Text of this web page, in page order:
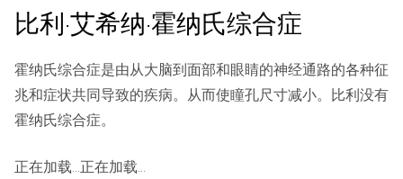
比利·艾希纳·霍纳氏综合症
霍纳氏综合症是由从大脑到面部和眼睛的神经通路的各种征
兆和症状共同导致的疾病。从而使瞳孔尺寸减小。比利没有
霍纳氏综合症。
正在加载...正在加载...